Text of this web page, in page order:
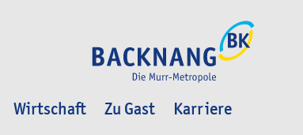
Wirtschaft Zu Gast
Karriere